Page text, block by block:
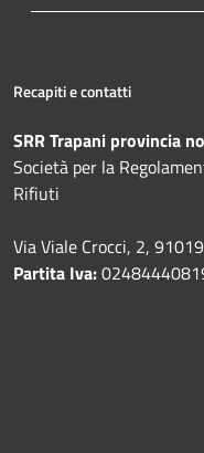
Recapiti e contatti
SRR Trapani provincia
Società per la
Rifiuti
Via Viale Crocci, 2,
Partita Iva: